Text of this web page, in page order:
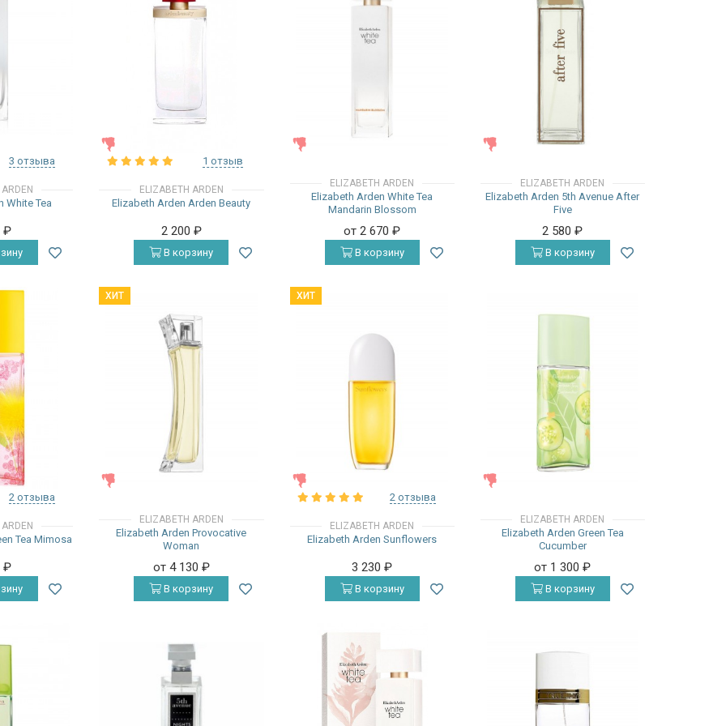
3 отзыва
White Tea
₽
1 отзыв
ELIZABETH ARDEN
Elizabeth Arden Arden Beauty
2 200 ₽
В корзину
ELIZABETH ARDEN
Elizabeth Arden White Tea
Mandarin Blossom
от 2 670₽
В корзину
ЖЕНСКИЕ
ELIZABETH ARDEN
Elizabeth Arden 5th Avenue After
Five
2 580₽
В корзину
2 отзыва
Tea Mimosa
₽
ХИТ
ELIZABETH ARDEN
Elizabeth Arden Provocative
Woman
от 4 130 ₽
В корзину
ХИТ
2 отзыва
ELIZABETH ARDEN
Elizabeth Arden Sunflowers
3 230₽
В корзину
ELIZABETH ARDEN
Elizabeth Arden Green Tea
Cucumber
от 1 300₽
В корзину